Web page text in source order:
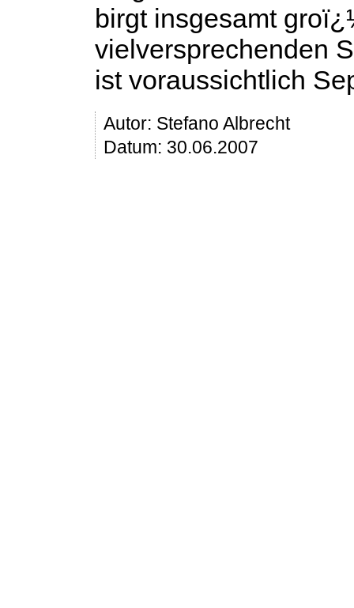
birgt insgesamt
vielversprechenden
ist voraussichtlich
Autor: Stefano Albrecht
Datum: 30.06.2007